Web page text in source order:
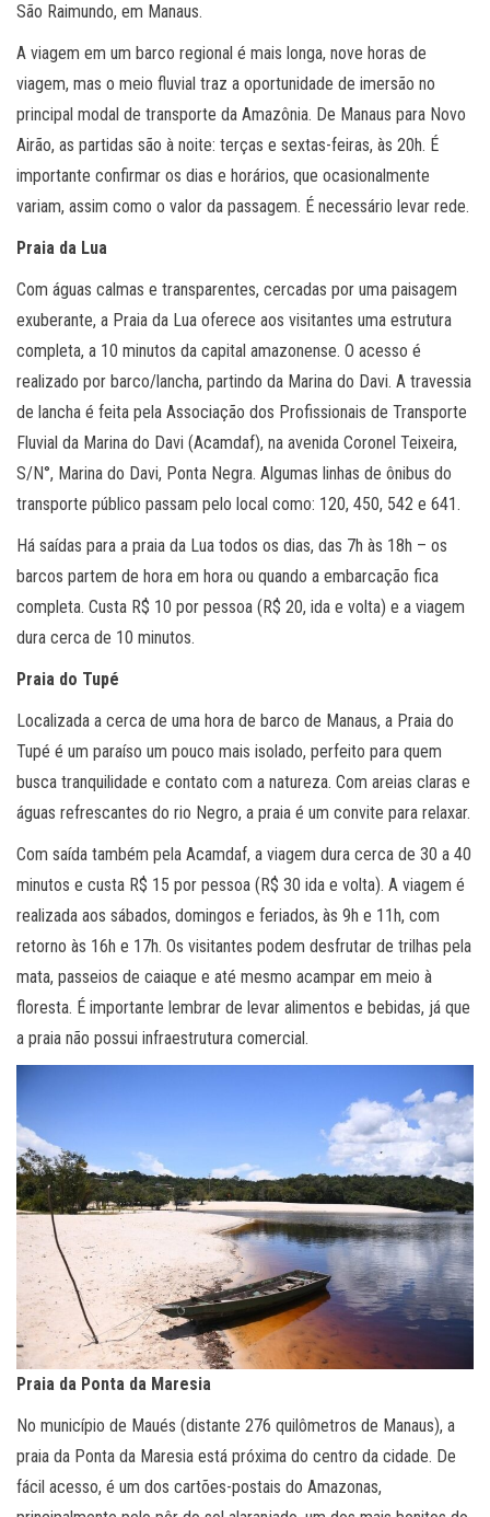
São Raimundo, em Manaus.
A viagem em um barco regional é mais longa, nove horas de
viagem, mas o meio fluvial traz a oportunidade de imersão no
principal modal de transporte da Amazônia. De Manaus para Novo
Airão, as partidas são à noite: terças e sextas-feiras, às 20h. É
importante confirmar os dias e horários, que ocasionalmente
variam, assim como o valor da passagem. É necessário levar rede.
Praia da Lua
Com águas calmas e transparentes, cercadas por uma paisagem
exuberante, a Praia da Lua oferece aos visitantes uma estrutura
completa, a 10 minutos da capital amazonense. O acesso é
realizado por barco/lancha, partindo da Marina do Davi. A travessia
de lancha é feita pela Associação dos Profissionais de Transporte
Fluvial da Marina do Davi (Acamdaf), na avenida Coronel Teixeira,
S/N°, Marina do Davi, Ponta Negra. Algumas linhas de ônibus do
transporte público passam pelo local como: 120, 450, 542 e 641.
Há saídas para a praia da Lua todos os dias, das 7h às 18h – os
barcos partem de hora em hora ou quando a embarcação fica
completa. Custa R$ 10 por pessoa (R$ 20, ida e volta) e a viagem
dura cerca de 10 minutos.
Praia do Tupé
Localizada a cerca de uma hora de barco de Manaus, a Praia do
Tupé é um paraíso um pouco mais isolado, perfeito para quem
busca tranquilidade e contato com a natureza. Com areias claras e
águas refrescantes do rio Negro, a praia é um convite para relaxar.
Com saída também pela Acamdaf, a viagem dura cerca de 30 a 40
minutos e custa R$ 15 por pessoa (R$ 30 ida e volta). A viagem é
realizada aos sábados, domingos e feriados, às 9h e 11h, com
retorno às 16h e 17h. Os visitantes podem desfrutar de trilhas pela
mata, passeios de caiaque e até mesmo acampar em meio à
floresta. É importante lembrar de levar alimentos e bebidas, já que
a praia não possui infraestrutura comercial.
Praia da Ponta da Maresia
No município de Maués (distante 276 quilômetros de Manaus), a
praia da Ponta da Maresia está próxima do centro da cidade. De
fácil acesso, é um dos cartões-postais do Amazonas,